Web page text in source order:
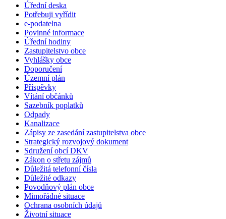
Úřední deska
Potřebuji vyřídit
e-podatelna
Povinné informace
Úřední hodiny
Zastupitelstvo obce
Vyhlášky obce
Doporučení
Územní plán
Příspěvky
Vítání občánků
Sazebník poplatků
Odpady
Kanalizace
Zápisy ze zasedání zastupitelstva obce
Strategický rozvojový dokument
Sdružení obcí DKV
Zákon o střetu zájmů
Důležitá telefonní čísla
Důležité odkazy
Povodňový plán obce
Mimořádné situace
Ochrana osobních údajů
Životní situace